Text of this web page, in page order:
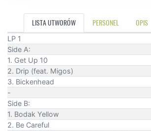
LISTA UTWORÓW PERSONEL OPIS
LP 1
Side A:
1. Get Up 10
2. Drip (feat. Migos)
3. Bickenhead
-
Side B:
1. Bodak Yellow
2. Be Careful